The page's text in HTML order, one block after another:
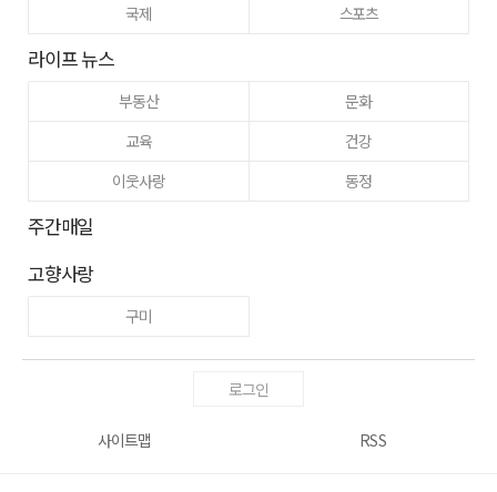
국제
스포츠
라이프 뉴스
부동산
문화
교육
건강
이웃사랑
동정
주간매일
고향사랑
구미
로그인
사이트맵 RSS